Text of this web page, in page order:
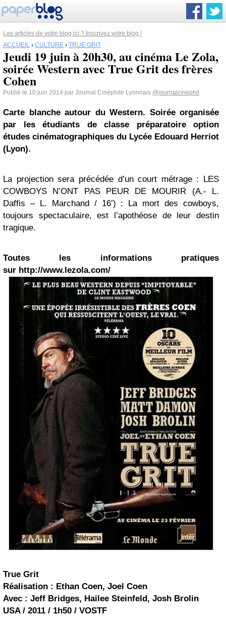
Les articles de votre blog ici ? Inscrivez votre blog !
ACCUEIL › CULTURE › TRUE GRIT
Jeudi 19 juin à 20h30, au cinéma Le Zola,
soirée Western avec True Grit des frères
Cohen
Publié le 10 juin 2014 par Journal Cinéphile Lyonnais @journalcinephil
Carte blanche autour du Western. Soirée organisée
par les étudiants de classe préparatoire option
études cinématographiques du Lycée Edouard Herriot
(Lyon).
La projection sera précédée d’un court métrage : LES
COWBOYS N’ONT PAS PEUR DE MOURIR (A.- L.
Daffis – L. Marchand / 16’) : La mort des cowboys,
toujours spectaculaire, est l’apothéose de leur destin
tragique.
Toutes les informations pratiques
sur http://www.lezola.com/
True Grit
Réalisation : Ethan Coen, Joel Coen
Avec : Jeff Bridges, Hailee Steinfeld, Josh Brolin
USA / 2011 / 1h50 / VOSTF